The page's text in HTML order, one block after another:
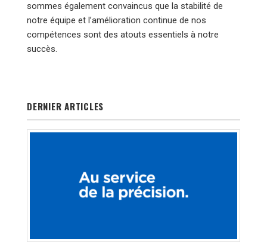
sommes également convaincus que la stabilité de
notre équipe et l’amélioration continue de nos
compétences sont des atouts essentiels à notre
succès.
DERNIER ARTICLES